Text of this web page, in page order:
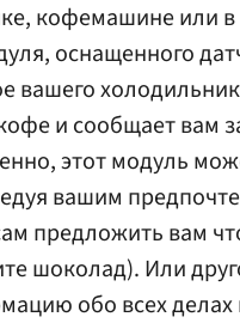
кофемашине или
оснащенного
вашего
и сообщает вам
этот модуль
вашим
предложить вам
шоколад). Или
обо всех